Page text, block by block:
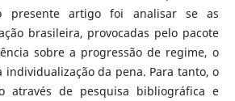
presente artigo foi analisar se as
brasileira, provocadas pelo pacote
sobre a progressão de regime, o
individualização da pena. Para tanto, o
através de pesquisa bibliográfica e